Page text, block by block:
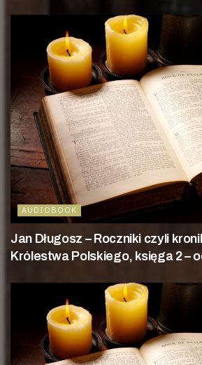
AUDIOBOOK
Jan Długosz – Roczniki czyli
Królestwa Polskiego, księga 2 –